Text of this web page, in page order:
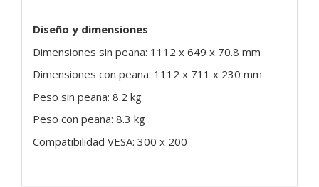
Diseño y dimensiones
Dimensiones sin peana: 1112 x 649 x 70.8 mm
Dimensiones con peana: 1112 x 711 x 230 mm
Peso sin peana: 8.2 kg
Peso con peana: 8.3 kg
Compatibilidad VESA: 300 x 200